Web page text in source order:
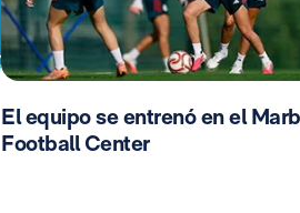
El equipo se entrenó en el
Football Center